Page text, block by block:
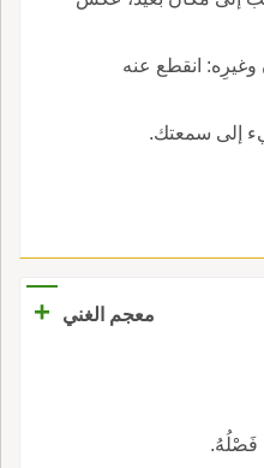
انقطع عنه
إلى سمعتك.
معجم الغني
+
فَصْلُهُ.